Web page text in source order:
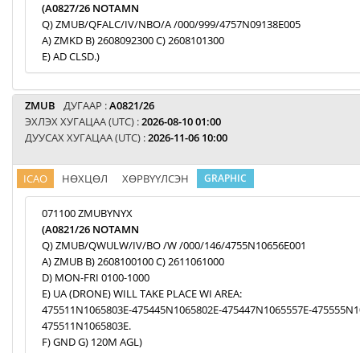
(A0827/26 NOTAMN
Q) ZMUB/QFALC/IV/NBO/A /000/999/4757N09138E005
A) ZMKD B) 2608092300 C) 2608101300
E) AD CLSD.)
ZMUB ДУГААР :A0821/26
ЭХЛЭХ ХУГАЦАА (UTC) :2026-08-10 01:00
ДУУСАХ ХУГАЦАА (UTC) :2026-11-06 10:00
ICAO НӨХЦӨЛ ХӨРВҮҮЛСЭН GRAPHIC
071100 ZMUBYNYX
(A0821/26 NOTAMN
Q) ZMUB/QWULW/IV/BO /W /000/146/4755N10656E001
A) ZMUB B) 2608100100 C) 2611061000
D) MON-FRI 0100-1000
E) UA (DRONE) WILL TAKE PLACE WI AREA:
475511N1065803E-475445N1065802E-475447N1065557E-
475511N1065803E.
F) GND G) 120M AGL)